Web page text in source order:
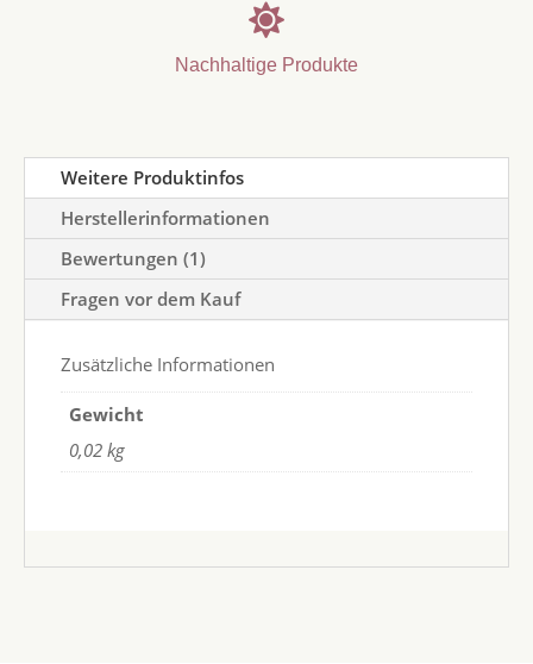

Nachhaltige Produkte
Weitere Produktinfos
Herstellerinformationen
Bewertungen (1)
Fragen vor dem Kauf
Zusätzliche Informationen
Gewicht
0,02 kg